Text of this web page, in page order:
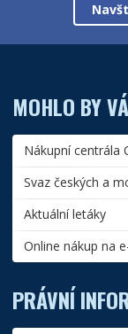
MOHLO BY
Nákupní centrála
Svaz českých a
Aktuální letáky
Online nákup na
PRÁVNÍ